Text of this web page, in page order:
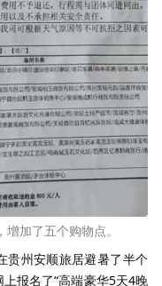
加了五个购物点。
贵州安顺旅居避暑了半个
报名了“高端豪华5天4晚